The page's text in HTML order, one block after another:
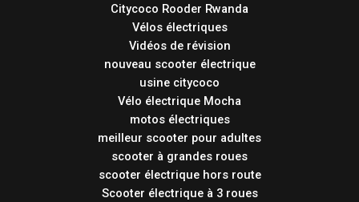
Citycoco Rooder Rwanda
Vélos électriques
Vidéos de révision
nouveau scooter électrique
usine citycoco
Vélo électrique Mocha
motos électriques
meilleur scooter pour adultes
scooter à grandes roues
scooter électrique hors route
Scooter électrique à 3 roues